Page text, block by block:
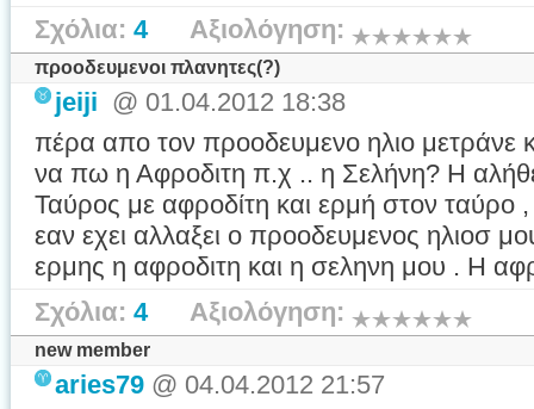
Σχόλια: 4Αξιολόγηση:
προοδευμενοι πλανητες(?)
jeiji @ 01.04.2012 18:38
πέρα απο τον προοδευμενο ηλιο μετράνε
να πω η Αφροδιτη π.χ .. η Σελήνη? Η
Ταύρος με αφροδίτη και ερμή στον
εαν εχει αλλαξει ο προοδευμενος ηλιοσ
ερμης η αφροδιτη και η σεληνη μου . Η
Σχόλια: 4Αξιολόγηση:
new member
aries79 @ 04.04.2012 21:57